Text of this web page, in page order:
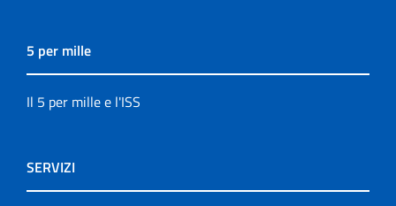
5 per mille
Il 5 per mille e l'ISS
SERVIZI